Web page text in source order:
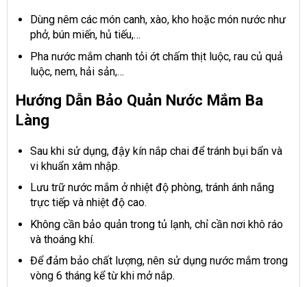
Dùng nêm các món canh, xào, kho hoặc món nước như
phở, bún miến, hủ tiếu,…
Pha nước mắm chanh tỏi ớt chấm thịt luộc, rau củ quả
luộc, nem, hải sản,…
Hướng Dẫn Bảo Quản Nước Mắm Ba
Làng
Sau khi sử dụng, đậy kín nắp chai để tránh bụi bẩn và
vi khuẩn xâm nhập.
Lưu trữ nước mắm ở nhiệt độ phòng, tránh ánh nắng
trực tiếp và nhiệt độ cao.
Không cần bảo quản trong tủ lạnh, chỉ cần nơi khô ráo
và thoáng khí.
Để đảm bảo chất lượng, nên sử dụng nước mắm trong
vòng 6 tháng kể từ khi mở nắp.